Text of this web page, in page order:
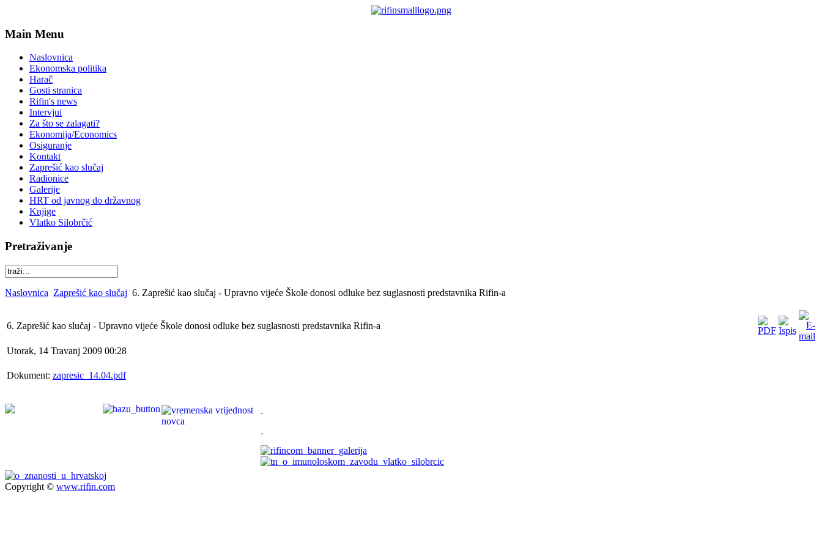
Main Menu
Naslovnica
Ekonomska politika
Harač
Gosti stranica
Rifin's news
Intervjui
Za što se zalagati?
Ekonomija/Economics
Osiguranje
Kontakt
Zaprešić kao slučaj
Radionice
Galerije
HRT od javnog do državnog
Knjige
Vlatko Silobrčić
Pretraživanje
Naslovnica Zaprešić kao slučaj 6. Zaprešić kao slučaj - Upravno vijeće Škole donosi odluke bez suglasnosti predstavnika Rifin-a
6. Zaprešić kao slučaj - Upravno vijeće Škole donosi odluke bez suglasnosti predstavnika Rifin-a
Utorak, 14 Travanj 2009 00:28
Dokument: zapresic_14.04.pdf
Copyright © www.rifin.com